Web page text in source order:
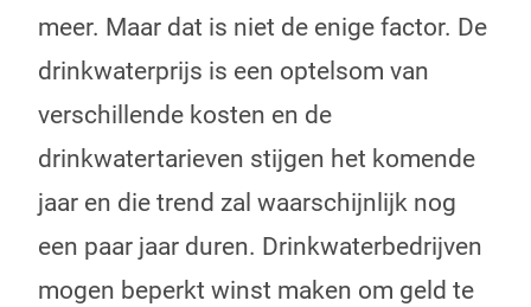
meer. Maar dat is niet de enige factor. De
drinkwaterprijs is een optelsom van
verschillende kosten en de
drinkwatertarieven stijgen het komende
jaar en die trend zal waarschijnlijk nog
een paar jaar duren. Drinkwaterbedrijven
mogen beperkt winst maken om geld te